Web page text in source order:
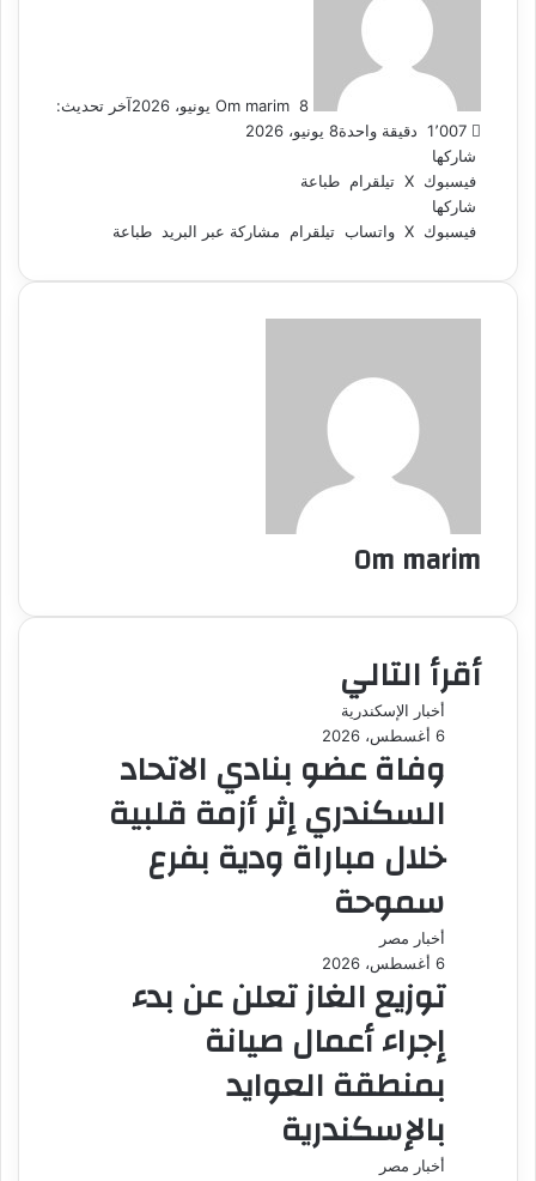
Om marim 8 يونيو، 2026
آخر تحديث:
8 يونيو، 2026دقيقة واحدة
شاركها
فيسبوك ‫X تيلقرام طباعة
شاركها
فيسبوك ‫X واتساب تيلقرام مشاركة عبر البريد طباعة
Om marim
أقرأ التالي
أخبار الإسكندرية
6 أغسطس، 2026
وفاة عضو بنادي الاتحاد
السكندري إثر أزمة قلبية
خلال مباراة ودية بفرع
سموحة
أخبار مصر
6 أغسطس، 2026
توزيع الغاز تعلن عن بدء
إجراء أعمال صيانة
بمنطقة العوايد
بالإسكندرية
أخبار مصر